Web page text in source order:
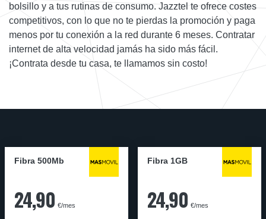
bolsillo y a tus rutinas de consumo. Jazztel te ofrece costes
competitivos, con lo que no te pierdas la promoción y paga
menos por tu conexión a la red durante 6 meses. Contratar
internet de alta velocidad jamás ha sido más fácil.
¡Contrata desde tu casa, te llamamos sin costo!
Fibra 500Mb
24,90 €/mes
Fibra 1GB
24,90 €/mes